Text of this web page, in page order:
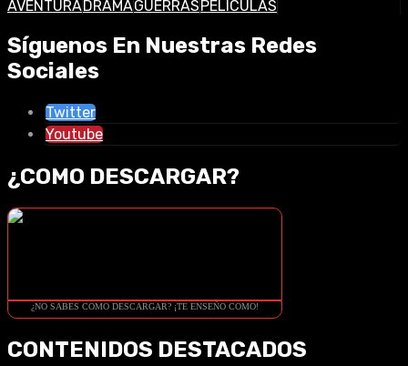
AVENTURADRAMAGUERRAS PELICULAS
Síguenos En Nuestras Redes
Sociales
Twitter
Youtube
¿COMO DESCARGAR?
¿NO SABES COMO DESCARGAR? ¡TE ENSEÑO COMO!
CONTENIDOS DESTACADOS